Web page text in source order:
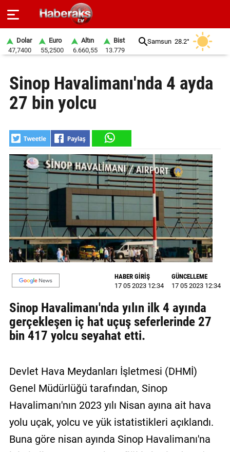
SPOR
YAŞAM
EKONOMİ
BELEDİYELER
SAĞLIK
SİYASET
EĞİTİM
GALERİ
YAZARLAR
BİZE
ULAŞIN
Künye
Gizlilik
Sözleşmesi
Kullanıcı
Sözleşmesi
Dolar
47,7400
Euro
55,2500
Altın
6.660,55
Bist
13.779
Samsun 28.2°
Sinop Havalimanı'nda 4 ayda
27 bin yolcu
HABER GİRİŞ
17 05 2023 12:34
GÜNCELLEME
17 05 2023 12:34
Sinop Havalimanı'nda yılın ilk 4 ayında
gerçekleşen iç hat uçuş seferlerinde 27
bin 417 yolcu seyahat etti.
Devlet Hava Meydanları İşletmesi (DHMİ)
Genel Müdürlüğü tarafından, Sinop
Havalimanı'nın 2023 yılı Nisan ayına ait hava
yolu uçak, yolcu ve yük istatistikleri açıklandı.
Buna göre nisan ayında Sinop Havalimanı'na